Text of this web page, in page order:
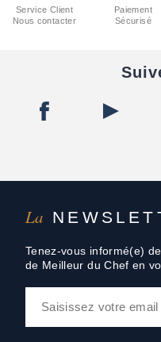
La
Tenez-vous informé(e)
de Meilleur du Chef en
Service Client
Nous contacter
Paiement
Sécurisé